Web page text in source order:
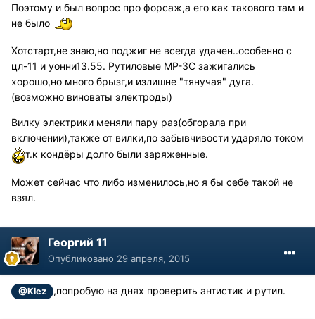
Поэтому и был вопрос про форсаж,а его как такового там и
не было
Хотстарт,не знаю,но поджиг не всегда удачен..особенно с
цл-11 и уонни13.55. Рутиловые МР-3С зажигались
хорошо,но много брызг,и излишне "тянучая" дуга.
(возможно виноваты электроды)
Вилку электрики меняли пару раз(обгорала при
включении),также от вилки,по забывчивости ударяло током
т.к кондёры долго были заряженные.
Может сейчас что либо изменилось,но я бы себе такой не
взял.
Георгий 11
Опубликовано 29 апреля, 2015
@Klez ,попробую на днях проверить антистик и рутил.